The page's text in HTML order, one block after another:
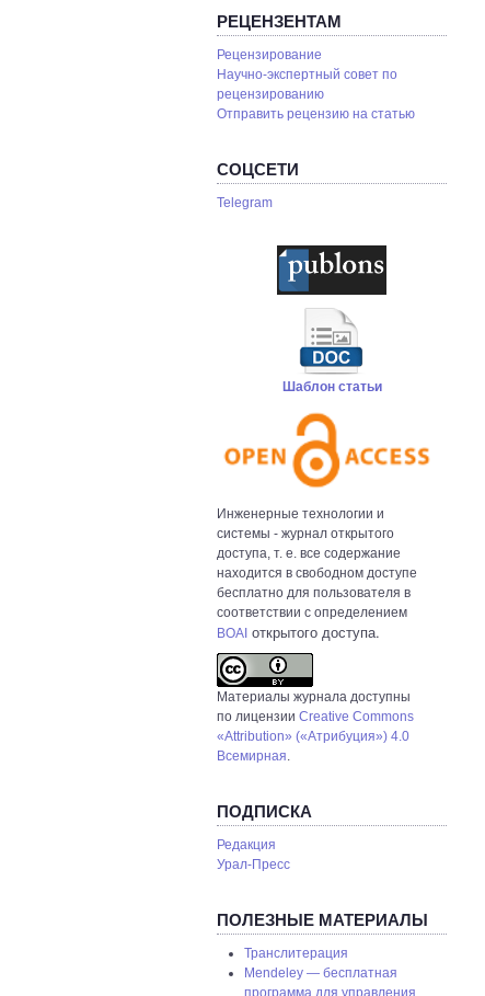
РЕЦЕНЗЕНТАМ
Рецензирование
Научно-экспертный совет по
рецензированию
Отправить рецензию на статью
СОЦСЕТИ
Telegram
Шаблон статьи
Инженерные технологии и
системы - журнал открытого
доступа, т. е. все содержание
находится в свободном доступе
бесплатно для пользователя в
соответствии с определением
BOAI открытого доступа.
Материалы журнала доступны
по лицензии Creative Commons
«Attribution» («Атрибуция») 4.0
Всемирная.
ПОДПИСКА
Редакция
Урал-Пресс
ПОЛЕЗНЫЕ МАТЕРИАЛЫ
Транслитерация
Mendeley — бесплатная
программа для управления